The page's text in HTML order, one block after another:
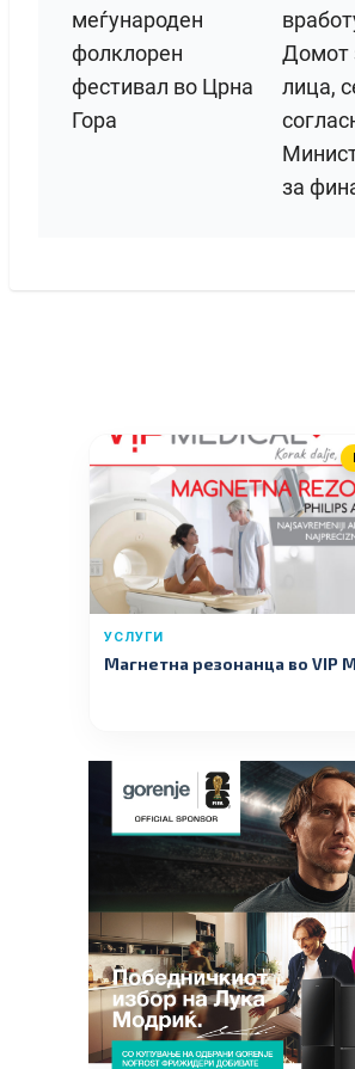
меѓународен
фолклорен
фестивал во Црна
Гора
Домот
лица,
за
УСЛУГИ
Магнетна резонанца во VIP